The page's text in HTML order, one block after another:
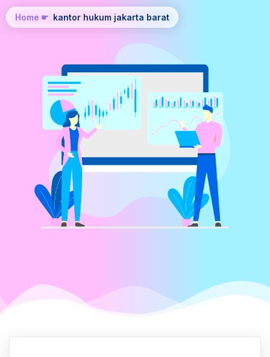
Home ☛ kantor hukum jakarta barat